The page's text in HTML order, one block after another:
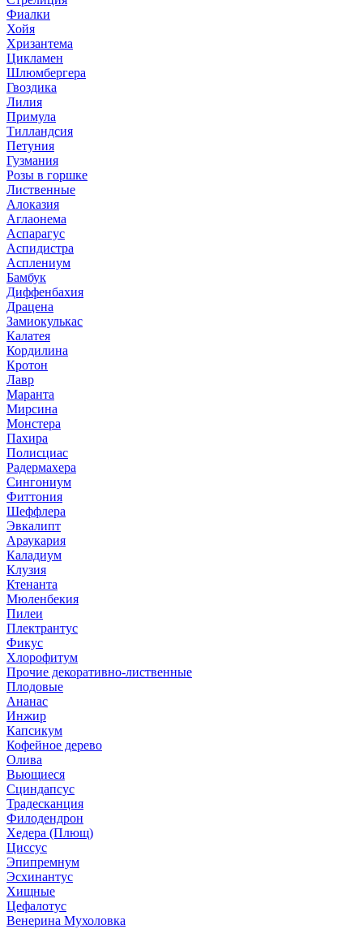
Фиалки
Хойя
Хризантема
Цикламен
Шлюмбергера
Гвоздика
Лилия
Примула
Тилландсия
Петуния
Гузмания
Розы в горшке
Лиственные
Алоказия
Аглаонема
Аспарагус
Аспидистра
Асплениум
Бамбук
Диффенбахия
Драцена
Замиокулькас
Калатея
Кордилина
Кротон
Лавр
Маранта
Мирсина
Монстера
Пахира
Полисциас
Радермахера
Сингониум
Фиттония
Шеффлера
Эвкалипт
Араукария
Каладиум
Клузия
Ктенанта
Мюленбекия
Пилеи
Плектрантус
Фикус
Хлорофитум
Прочие декоративно-лиственные
Плодовые
Ананас
Инжир
Капсикум
Кофейное дерево
Олива
Вьющиеся
Сциндапсус
Традесканция
Филодендрон
Хедера (Плющ)
Циссус
Эпипремнум
Эсхинантус
Хищные
Цефалотус
Венерина Мухоловка